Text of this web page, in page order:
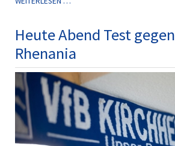
LOS!
Heute Abend Test gegen
Rhenania